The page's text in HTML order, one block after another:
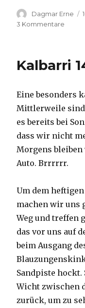
Autor
Dagmar Erne
3 Kommentare
Kalbarri
Eine besonders
Mittlerweile sind
es bereits bei
dass wir nicht
Morgens
Auto. Brrrrrr.
Um dem
machen wir uns
Weg und treffen
das vor uns auf
beim Ausgang
Sandpiste
Wicht zwischen
zurück, um zu